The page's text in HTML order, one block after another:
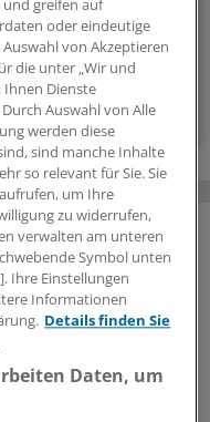
Tipps
Berichte und
Zugang
greifen auf
oder eindeutige
von Akzeptieren
die unter „Wir und
Dienste
Auswahl von Alle
werden diese
sind manche Inhalte
so relevant für Sie. Sie
um Ihre
zu widerrufen,
verwalten am unteren
Symbol unten
Ihre Einstellungen
Informationen
Details finden Sie
Daten, um